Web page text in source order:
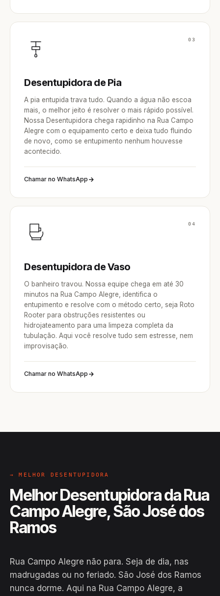
03
Desentupidora de Pia
A pia entupida trava tudo. Quando a água não escoa
mais, o melhor jeito é resolver o mais rápido possível.
Nossa Desentupidora chega rapidinho na Rua Campo
Alegre com o equipamento certo e deixa tudo fluindo
de novo, como se entupimento nenhum houvesse
acontecido.
Chamar no WhatsApp
04
Desentupidora de Vaso
O banheiro travou. Nossa equipe chega em até 30
minutos na Rua Campo Alegre, identifica o
entupimento e resolve com o método certo, seja Roto
Rooter para obstruções resistentes ou
hidrojateamento para uma limpeza completa da
tubulação. Aqui você resolve tudo sem estresse, nem
improvisação.
Chamar no WhatsApp
→ MELHOR DESENTUPIDORA
Melhor Desentupidora da Rua
Campo Alegre, São José dos
Ramos
Rua Campo Alegre não para. Seja de dia, nas
madrugadas ou no feriado. São José dos Ramos
nunca dorme. Aqui na Rua Campo Alegre, a